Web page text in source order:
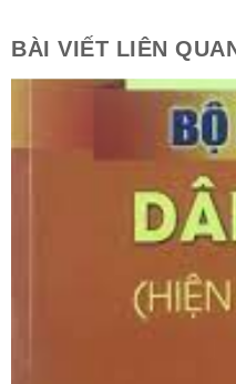
BÀI VIẾT LIÊN